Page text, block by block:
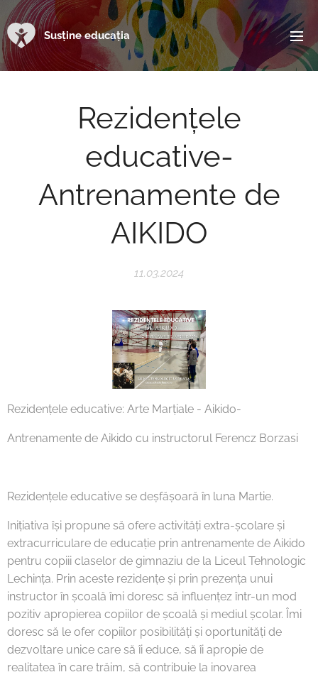
Susține educația
Rezidențele
educative-
Antrenamente de
AIKIDO
11.03.2024
Rezidențele educative: Arte Marțiale - Aikido-
Antrenamente de Aikido cu instructorul Ferencz Borzasi
Rezidențele educative se deșfășoară în luna Martie.
Inițiativa își propune să ofere activități extra-școlare și
extracurriculare de educație prin antrenamente de Aikido
pentru copiii claselor de gimnaziu de la Liceul Tehnologic
Lechința. Prin aceste rezidențe și prin prezența unui
instructor în școală îmi doresc să influențez într-un mod
pozitiv apropierea copiilor de școală și mediul școlar. Îmi
doresc să le ofer copiilor posibilități și oportunități de
dezvoltare unice care să îi educe, să îi apropie de
realitatea în care trăim, să contribuie la inovarea